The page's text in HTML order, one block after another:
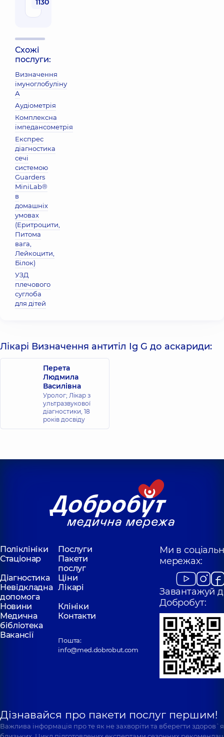
1130 грн
Схожі
послуги:
Визначення
імуноглобуліну
А
Аудіометрія
Комплексна
імпедансометрія
Експрес
діагностика
сечі
системою
Guarders
MiniLab®
в
домашніх
умовах
(Еритроцити,
Питома
вага,
Лейкоцити,
Бiлок)
УЗД
плечового
суглоба
для дітей
Лікарі Визначення антитіл Ig G до аскариди:
Перета
Людмила
Василівна
Уролог; Лікар з
ультразвукової
діагностики, 18
років досвіду
Поліклініки
Послуги
Стаціонар
Пакети
послуг
Діагностика
Ціни
Невідкладна
допомога
Лікарі
Новини
Клініки
Медична
бібліотека
Контакти
Вакансії
Пошта:
info@med.dobrobut.com
Ми в
мережах:
Завантажуй
Добробут:
Дізнавайся про пакети послуг першим!
Важлива інформація про те як не захворіти та вберегти